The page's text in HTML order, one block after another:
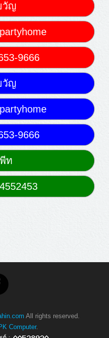
ญ
9666
ญ
9666
ท
All rights reserved.
Computer.